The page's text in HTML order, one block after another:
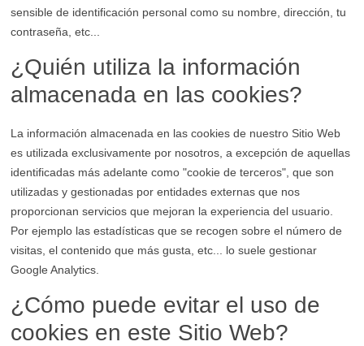
sensible de identificación personal como su nombre, dirección, tu
contraseña, etc...
¿Quién utiliza la información
almacenada en las cookies?
La información almacenada en las cookies de nuestro Sitio Web
es utilizada exclusivamente por nosotros, a excepción de aquellas
identificadas más adelante como "cookie de terceros", que son
utilizadas y gestionadas por entidades externas que nos
proporcionan servicios que mejoran la experiencia del usuario.
Por ejemplo las estadísticas que se recogen sobre el número de
visitas, el contenido que más gusta, etc... lo suele gestionar
Google Analytics.
¿Cómo puede evitar el uso de
cookies en este Sitio Web?